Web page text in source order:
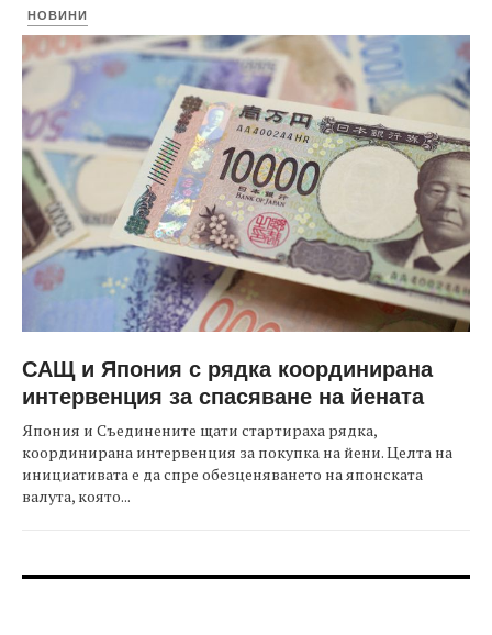
НОВИНИ
САЩ и Япония с рядка координирана
интервенция за спасяване на йената
Япония и Съединените щати стартираха рядка,
координирана интервенция за покупка на йени. Целта на
инициативата е да спре обезценяването на японската
валута, която...